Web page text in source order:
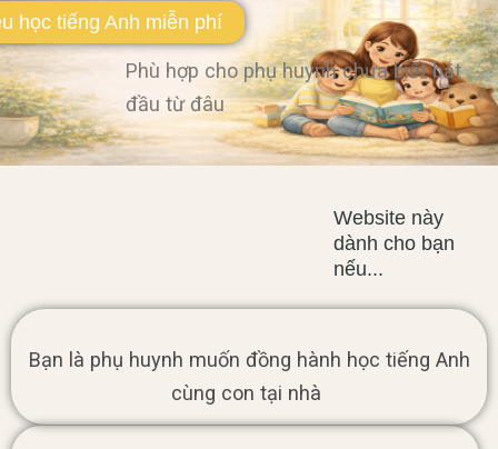
học tiếng Anh miễn phí
Phù hợp cho phụ huynh chưa biết bắt
đầu từ đâu
Website này
dành cho bạn
nếu...
Bạn là phụ huynh muốn đồng hành học tiếng Anh
cùng con tại nhà